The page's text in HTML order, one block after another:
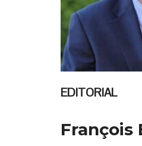
EDITORIAL
François